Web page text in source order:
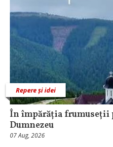
Repere și idei
În împărăția frumuseții
Dumnezeu
07 Aug, 2026